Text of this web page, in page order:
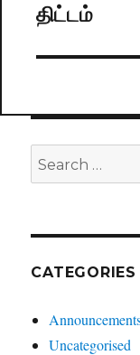
post:
திட்டம்
Search
for:
CATEGORIES
Uncategorised